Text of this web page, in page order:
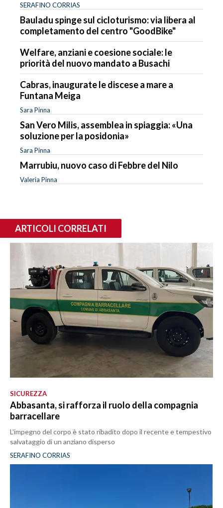
SERAFINO CORRIAS
Bauladu spinge sul cicloturismo: via libera al
completamento del centro "GoodBike"
Welfare, anziani e coesione sociale: le
priorità del nuovo mandato a Busachi
Cabras, inaugurate le discese a mare a
Funtana Meiga
Sara Pinna
San Vero Milis, assemblea in spiaggia: «Una
soluzione per la posidonia»
Sara Pinna
Marrubiu, nuovo caso di Febbre del Nilo
Valeria Pinna
ARTICOLI CORRELATI
SICUREZZA
Abbasanta, si rafforza il ruolo della compagnia
barracellare
L'impegno del corpo è stato ribadito dopo il recente e tempestivo
salvataggio di un anziano disperso
SERAFINO CORRIAS